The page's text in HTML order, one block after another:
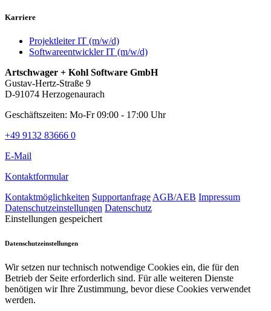
Karriere
Projektleiter IT (m/w/d)
Softwareentwickler IT (m/w/d)
Artschwager + Kohl Software GmbH
Gustav-Hertz-Straße 9
D-91074 Herzogenaurach
Geschäftszeiten: Mo-Fr 09:00 - 17:00 Uhr
+49 9132 83666 0
E-Mail
Kontaktformular
Kontaktmöglichkeiten Supportanfrage AGB/AEB Impressum
Datenschutzeinstellungen Datenschutz
Einstellungen gespeichert
Datenschutzeinstellungen
Wir setzen nur technisch notwendige Cookies ein, die für den
Betrieb der Seite erforderlich sind. Für alle weiteren Dienste
benötigen wir Ihre Zustimmung, bevor diese Cookies verwendet
werden.